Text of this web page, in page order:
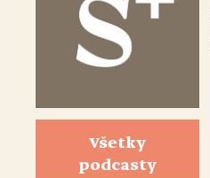
Všetky
podcasty